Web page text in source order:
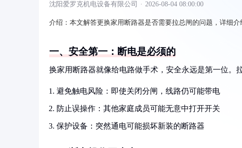
沈阳爱罗克机电设备有限公司 · 2026-08-04 08:00:00
介绍： 本文解答更换家用断路器是否需要拉总闸的问题，详细
一、安全第一：断电是必须的
换家用断路器就像给电路做手术，安全永远是第一位。
避免触电风险：即使关闭分闸，线路仍可能带电
防止误操作：其他家庭成员可能无意中打开开关
保护设备：突然通电可能损坏新装的断路器